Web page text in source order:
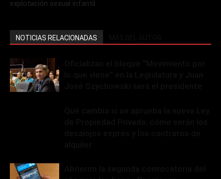
explotación sexual infantil
NOTICIAS RELACIONADAS